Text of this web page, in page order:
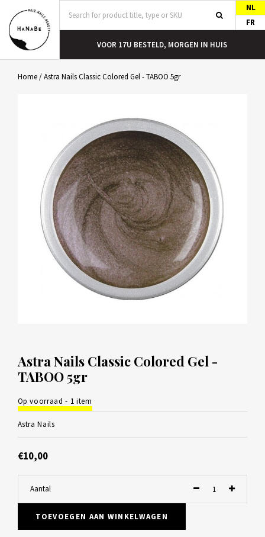
NL
FR
VOOR 17U BESTELD, MORGEN IN HUIS
Home/Astra Nails Classic Colored Gel - TABOO 5gr
Astra Nails Classic Colored Gel -
TABOO 5gr
Op voorraad - 1 item
Astra Nails
€10,00
Aantal
TOEVOEGEN AAN WINKELWAGEN